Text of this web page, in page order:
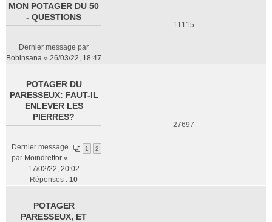
MON POTAGER DU 50
- QUESTIONS
Dernier message par
Bobinsana « 26/03/22, 18:47
11115
POTAGER DU
PARESSEUX: FAUT-IL
ENLEVER LES
PIERRES?
1 2
Dernier message
par Moindreffor «
17/02/22, 20:02
Réponses : 10
27697
POTAGER
PARESSEUX, ET